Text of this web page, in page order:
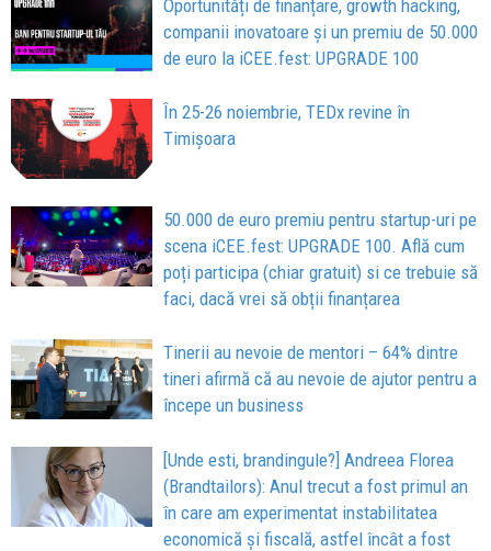
Oportunități de finanțare, growth hacking,
companii inovatoare și un premiu de 50.000
de euro la iCEE.fest: UPGRADE 100
În 25-26 noiembrie, TEDx revine în
Timișoara
50.000 de euro premiu pentru startup-uri pe
scena iCEE.fest: UPGRADE 100. Află cum
poți participa (chiar gratuit) si ce trebuie să
faci, dacă vrei să obții finanțarea
Tinerii au nevoie de mentori – 64% dintre
tineri afirmă că au nevoie de ajutor pentru a
începe un business
[Unde esti, brandingule?] Andreea Florea
(Brandtailors): Anul trecut a fost primul an
în care am experimentat instabilitatea
economică și fiscală, astfel încât a fost